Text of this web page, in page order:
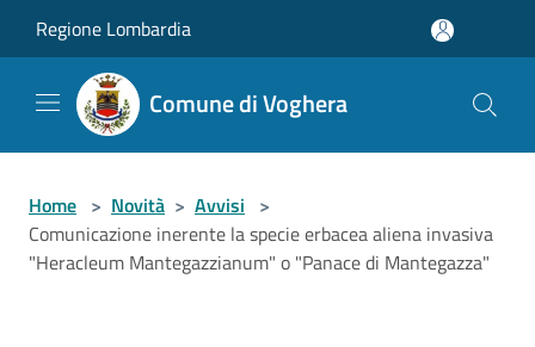
Regione Lombardia
Comune di Voghera
Home > Novità > Avvisi >
Comunicazione inerente la specie erbacea aliena invasiva
"Heracleum Mantegazzianum" o "Panace di Mantegazza"